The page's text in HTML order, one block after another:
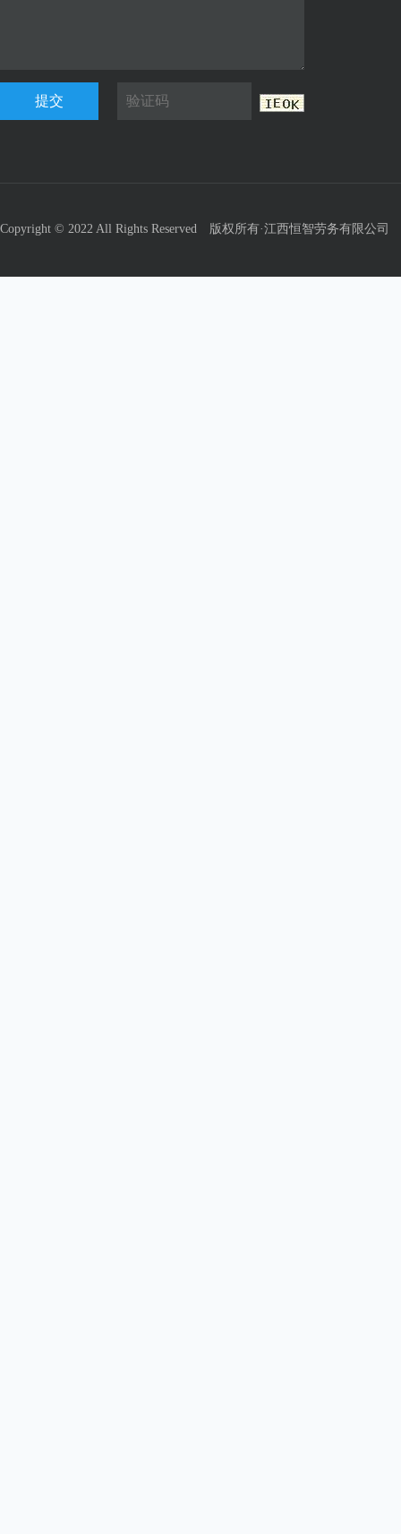
提交
Copyright © 2022 All Rights Reserved 版权所有·江西恒智劳务有限公